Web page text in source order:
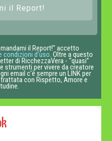
il Report!
il Report!" accetto
condizioni d’uso. Oltre a questo
di RicchezzaVera - “quasi”
strumenti per vivere da creatore
email c'è sempre un LINK per
con Rispetto, Amore e